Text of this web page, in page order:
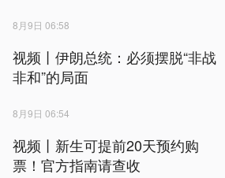
8月9日 06:58
视频丨伊朗总统：必须摆脱“非战
非和”的局面
8月9日 06:54
视频丨新生可提前20天预约购
票！官方指南请查收